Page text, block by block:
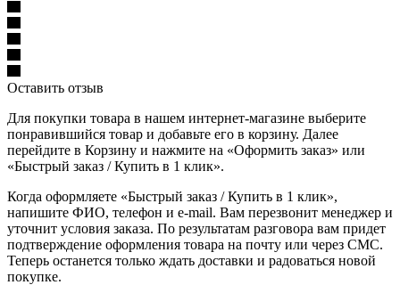
Оставить отзыв
Для покупки товара в нашем интернет-магазине выберите
понравившийся товар и добавьте его в корзину. Далее
перейдите в Корзину и нажмите на «Оформить заказ» или
«Быстрый заказ / Купить в 1 клик».
Когда оформляете «Быстрый заказ / Купить в 1 клик»,
напишите ФИО, телефон и e-mail. Вам перезвонит менеджер и
уточнит условия заказа. По результатам разговора вам придет
подтверждение оформления товара на почту или через СМС.
Теперь останется только ждать доставки и радоваться новой
покупке.